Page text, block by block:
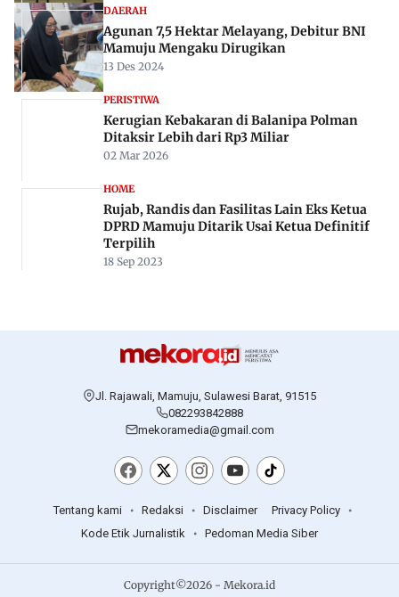
Rekomendasi Untuk Anda
PERISTIWA
Tenggak Miras Oplosan, Empat Pemuda di
Mamuju Tewas, 12 Lainnya Kritis
20 Sep 2025
27 Apr 2026
Agunan 7,5 Hektar Melayang, Debitur BNI
Mamuju Mengaku Dirugikan
13 Des 2024
PERISTIWA
Ditaksir Lebih dari Rp3 Miliar
02 Mar 2026
Rujab, Randis dan Fasilitas Lain Eks Ketua